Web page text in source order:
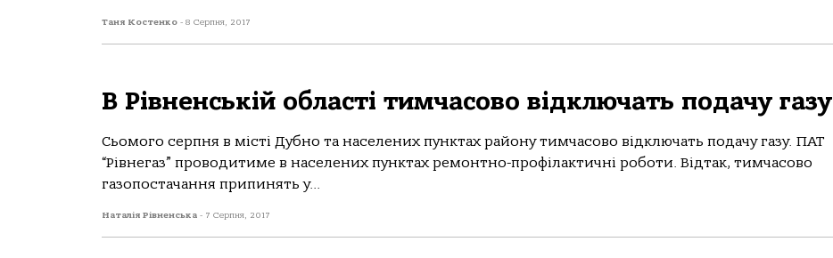
Таня Костенко - 8 Серпня, 2017
В Рівненській області тимчасово відключать подачу газу
Сьомого серпня в місті Дубно та населених пунктах району тимчасово відключать подачу газу. ПАТ
“Рівнегаз” проводитиме в населених пунктах ремонтно-профілактичні роботи. Відтак, тимчасово
газопостачання припинять у...
Наталія Рівненська - 7 Серпня, 2017